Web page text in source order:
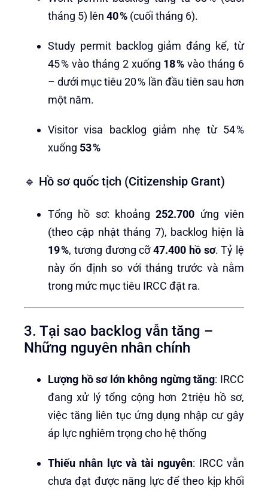
tháng 5) lên 40 % (cuối tháng 6).
Study permit backlog giảm đáng kể, từ
45 % vào tháng 2 xuống 18 % vào tháng 6
– dưới mục tiêu 20 % lần đầu tiên sau hơn
một năm.
Visitor visa backlog giảm nhẹ từ 54 %
xuống 53 %
🔹 Hồ sơ quốc tịch (Citizenship Grant)
Tổng hồ sơ: khoảng252.700 ứng viên
(theo cập nhật tháng 7), backlog hiện là
19 %, tương đương cỡ47.400 hồ sơ. Tỷ lệ
này ổn định so với tháng trước và nằm
trong mức mục tiêu IRCC đặt ra.
3. Tại sao backlog vẫn tăng –
Những nguyên nhân chính
Lượng hồ sơ lớn không ngừng tăng: IRCC
đang xử lý tổng cộng hơn 2 triệu hồ sơ,
việc tăng liên tục ứng dụng nhập cư gây
áp lực nghiêm trọng cho hệ thống
Thiếu nhân lực và tài nguyên: IRCC vẫn
chưa đạt được năng lực để theo kịp khối